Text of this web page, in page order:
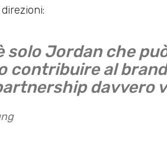
solo Jordan che
contribuire al
davvero